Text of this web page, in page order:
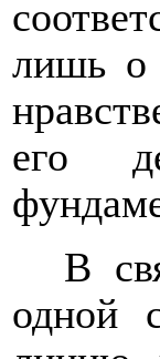
лишь о
его
В
одной